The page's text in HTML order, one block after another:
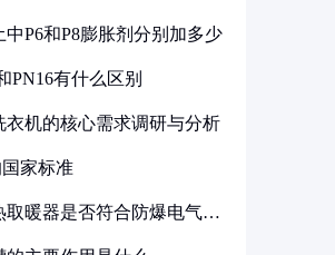
中P6和P8膨胀剂分别加多少
PN16有什么区别
衣机的核心需求调研与分析
家标准
取暖器是否符合防爆电气设